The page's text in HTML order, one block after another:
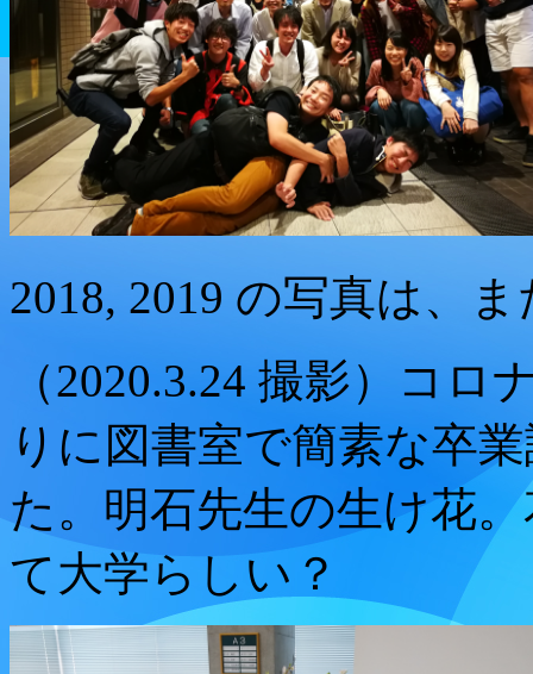
2018, 2019 の写真は、
（2020.3.24 撮影）コ
りに図書室で簡素な卒
た。明石先生の生け花
て大学らしい？